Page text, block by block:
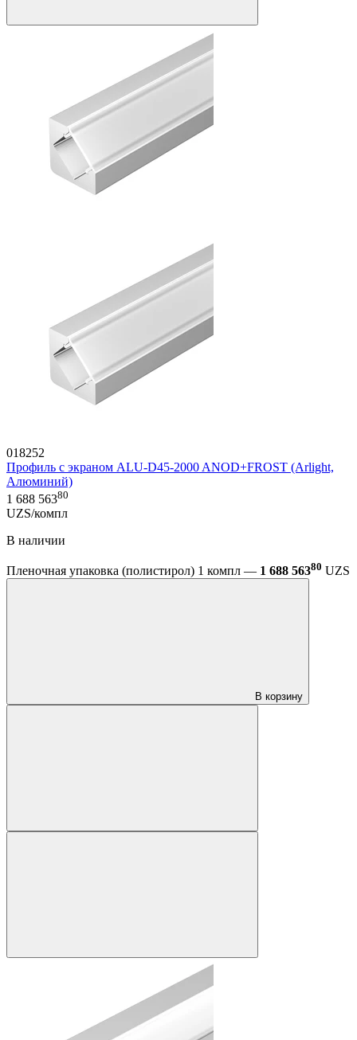
018252
Профиль с экраном ALU-D45-2000 ANOD+FROST (Arlight,
Алюминий)
1 688 56380
UZS/компл
В наличии
Пленочная упаковка (полистирол) 1 компл — 1 688 56380 UZS
В корзину